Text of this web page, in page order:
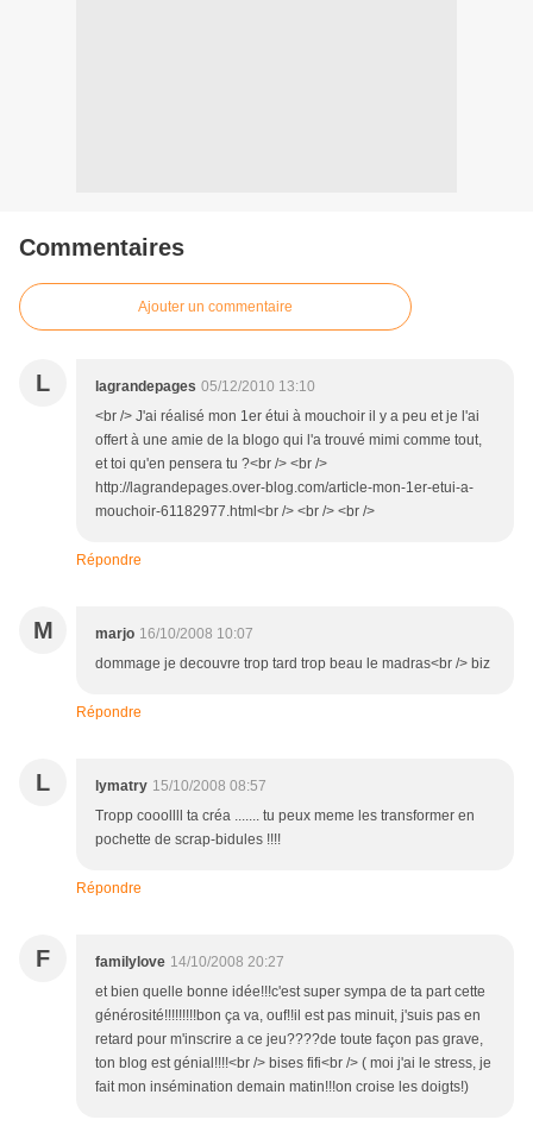
Commentaires
Ajouter un commentaire
L lagrandepages 05/12/2010 13:10
<br /> J'ai réalisé mon 1er étui à mouchoir il y a peu et je l'ai
offert à une amie de la blogo qui l'a trouvé mimi comme tout,
et toi qu'en pensera tu ?<br /> <br />
http://lagrandepages.over-blog.com/article-mon-1er-etui-a-
mouchoir-61182977.html<br /> <br /> <br />
Répondre
M marjo 16/10/2008 10:07
dommage je decouvre trop tard trop beau le madras<br /> biz
Répondre
L lymatry 15/10/2008 08:57
Tropp cooollll ta créa ....... tu peux meme les transformer en
pochette de scrap-bidules !!!!
Répondre
F familylove 14/10/2008 20:27
et bien quelle bonne idée!!!c'est super sympa de ta part cette
générosité!!!!!!!!!bon ça va, ouf!!il est pas minuit, j'suis pas en
retard pour m'inscrire a ce jeu????de toute façon pas grave,
ton blog est génial!!!!<br /> bises fifi<br /> ( moi j'ai le stress, je
fait mon insémination demain matin!!!on croise les doigts!)